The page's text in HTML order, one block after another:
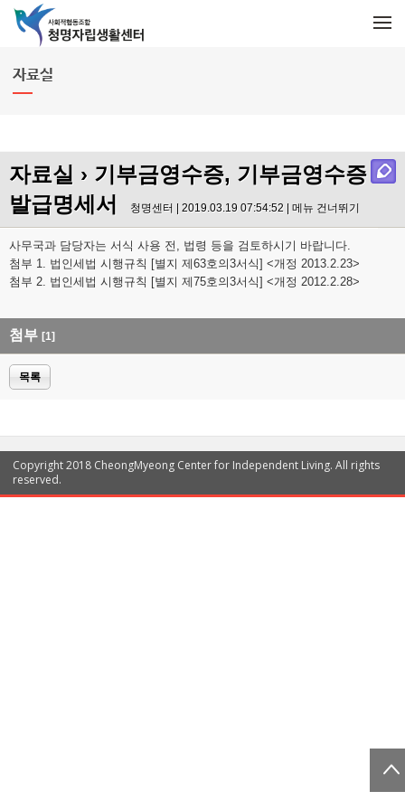
자료실
자료실 › 기부금영수증, 기부금영수증
발급명세서
청명센터 | 2019.03.19 07:54:52 | 메뉴 건너뛰기
사무국과 담당자는 서식 사용 전, 법령 등을 검토하시기 바랍니다.
첨부 1. 법인세법 시행규칙 [별지 제63호의3서식] <개정 2013.2.23>
첨부 2. 법인세법 시행규칙 [별지 제75호의3서식] <개정 2012.2.28>
첨부 [1]
목록
Copyright 2018 CheongMyeong Center for Independent Living. All rights
reserved.